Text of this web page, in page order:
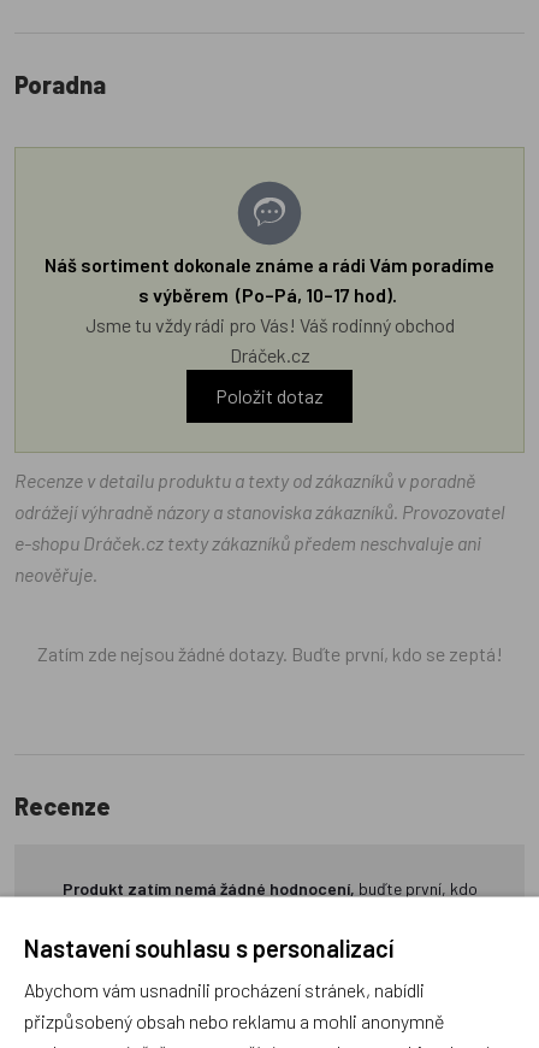
Poradna
Náš sortiment dokonale známe a rádi Vám poradíme
s výběrem (Po–Pá, 10–17 hod).
Jsme tu vždy rádi pro Vás! Váš rodinný obchod
Dráček.cz
Položit dotaz
Recenze v detailu produktu a texty od zákazníků v poradně
odrážejí výhradně názory a stanoviska zákazníků. Provozovatel
e-shopu Dráček.cz texty zákazníků předem neschvaluje ani
neověřuje.
Zatím zde nejsou žádné dotazy. Buďte první, kdo se zeptá!
Recenze
Produkt zatím nemá žádné hodnocení, buďte první, kdo
Nastavení souhlasu s personalizací
Abychom vám usnadnili procházení stránek, nabídli
přizpůsobený obsah nebo reklamu a mohli anonymně